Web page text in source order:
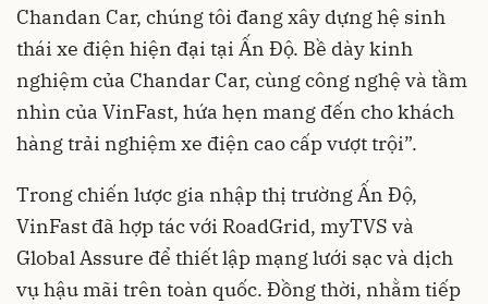
Chandan Car, chúng tôi đang xây dựng hệ sinh
thái xe điện hiện đại tại Ấn Độ. Bề dày kinh
nghiệm của Chandar Car, cùng công nghệ và tầm
nhìn của VinFast, hứa hẹn mang đến cho khách
hàng trải nghiệm xe điện cao cấp vượt trội”.
Trong chiến lược gia nhập thị trường Ấn Độ,
VinFast đã hợp tác với RoadGrid, myTVS và
Global Assure để thiết lập mạng lưới sạc và dịch
vụ hậu mãi trên toàn quốc. Đồng thời, nhằm tiếp